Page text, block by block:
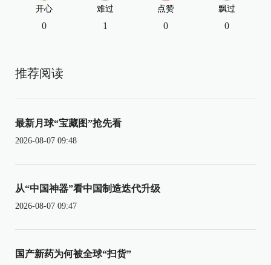
开心
0
难过
1
点赞
0
飘过
0
推荐阅读
最新月球“宝藏图”抢先看
2026-08-07 09:48
从“中国神器”看中国制造迭代升级
2026-08-07 09:47
国产新药为何被全球“扫货”